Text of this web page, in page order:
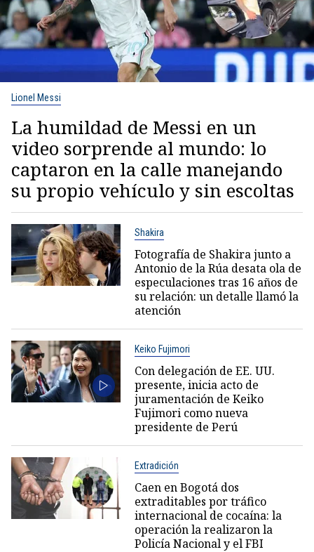
Lionel Messi
La humildad de Messi en un
video sorprende al mundo: lo
captaron en la calle manejando
su propio vehículo y sin escoltas
Shakira
Fotografía de Shakira junto a
Antonio de la Rúa desata ola de
especulaciones tras 16 años de
su relación: un detalle llamó la
atención
Keiko Fujimori
Con delegación de EE. UU.
presente, inicia acto de
juramentación de Keiko
Fujimori como nueva
presidente de Perú
Extradición
Caen en Bogotá dos
extraditables por tráfico
internacional de cocaína: la
operación la realizaron la
Policía Nacional y el FBI